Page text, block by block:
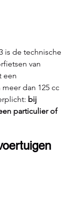
is de technische
van
een
dan 125 cc
bij
particulier of